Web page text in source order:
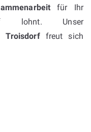
für Ihr
lohnt. Unser
Troisdorffreut sich